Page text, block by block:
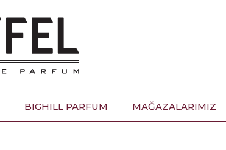
BIGHILL PARFÜM MAĞAZALARIMIZ